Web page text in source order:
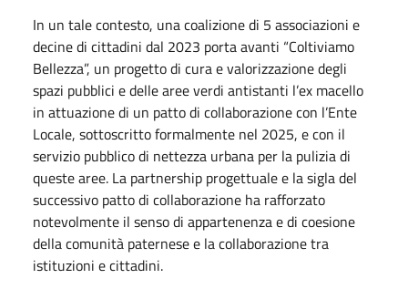
In un tale contesto, una coalizione di 5 associazioni e
decine di cittadini dal 2023 porta avanti “Coltiviamo
Bellezza”, un progetto di cura e valorizzazione degli
spazi pubblici e delle aree verdi antistanti l’ex macello
in attuazione di un patto di collaborazione con l’Ente
Locale, sottoscritto formalmente nel 2025, e con il
servizio pubblico di nettezza urbana per la pulizia di
queste aree. La partnership progettuale e la sigla del
successivo patto di collaborazione ha rafforzato
notevolmente il senso di appartenenza e di coesione
della comunità paternese e la collaborazione tra
istituzioni e cittadini.